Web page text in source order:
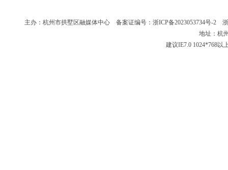
主办：杭州市拱墅区融媒体中心 备案证编号： 浙ICP备2023053734号-2 浙
地址：杭
建议IE7.0 1024*768